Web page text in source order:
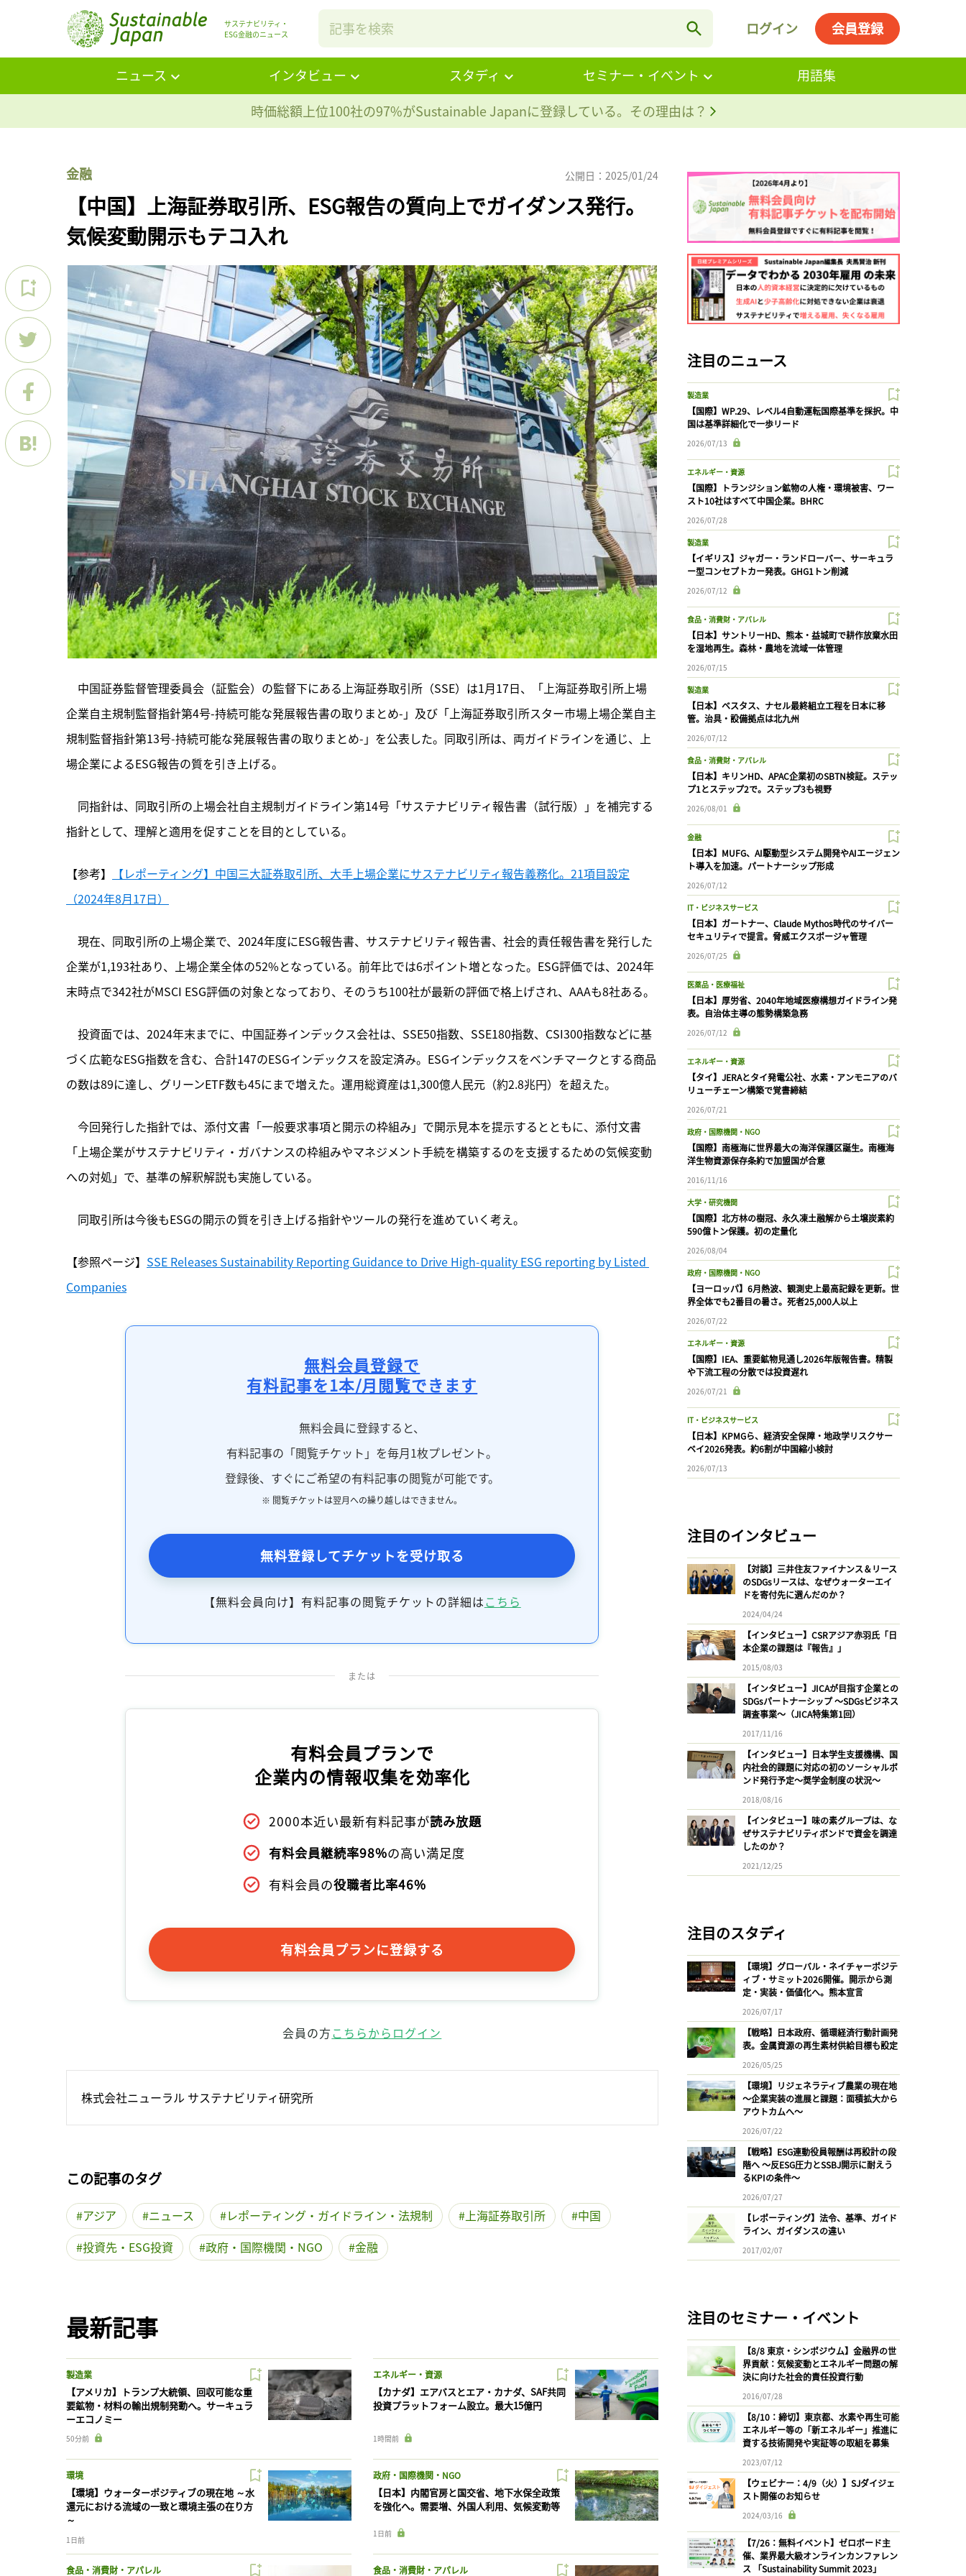
サステナビリティ・
ESG金融のニュース
ログイン 会員登録
ニュース インタビュー スタディ セミナー・イベント
用語集
時価総額上位100社の97%がSustainable Japanに登録している。その理由は？
金融 公開日：2025/01/24
【中国】上海証券取引所、ESG報告の質向上でガイダンス発行。
気候変動開示もテコ入れ
中国証券監督管理委員会（証監会）の監督下にある上海証券取引所（SSE）は1月17日、「上海証券取引所上場
企業自主規制監督指針第4号-持続可能な発展報告書の取りまとめ-」及び「上海証券取引所スター市場上場企業自主
規制監督指針第13号-持続可能な発展報告書の取りまとめ-」を公表した。同取引所は、両ガイドラインを通じ、上
場企業によるESG報告の質を引き上げる。
同指針は、 同取引所の上場会社自主規制ガイドライン第14号「サステナビリティ報告書（試行版）」を補完する
指針として、理解と適用を促すことを目的としている。
【参考】
【レポーティング】中国三大証券取引所、大手上場企業にサステナビリティ報告義務化。21項目設定
（2024年8月17日）
現在、同取引所の上場企業で、2024年度にESG報告書、サステナビリティ報告書、社会的責任報告書を発行した
企業が1,193社あり、上場企業全体の52%となっている。前年比では6ポイント増となった。ESG評価では、2024年
末時点で342社がMSCI ESG評価の対象となっており、そのうち100社が最新の評価で格上げされ、AAAも8社ある。
投資面では、2024年末までに、中国証券インデックス会社は、SSE50指数、SSE180指数、CSI300指数などに基
づく広範なESG指数を含む、合計147のESGインデックスを設定済み。ESGインデックスをベンチマークとする商品
の数は89に達し、グリーンETF数も45にまで増えた。運用総資産は1,300億人民元（約2.8兆円）を超えた。
今回発行した指針では、添付文書「一般要求事項と開示の枠組み」で開示見本を提示するとともに、添付文書
「上場企業がサステナビリティ・ガバナンスの枠組みやマネジメント手続を構築するのを支援するための気候変動
への対処」で、基準の解釈解説も実施している。
同取引所は今後もESGの開示の質を引き上げる指針やツールの発行を進めていく考え。
【参照ページ】 SSE Releases Sustainability Reporting Guidance to Drive High-quality ESG reporting by Listed
Companies
無料会員登録で
有料記事を1本/月閲覧できます
無料会員に登録すると、
有料記事の「閲覧チケット」を毎月1枚プレゼント。
登録後、すぐにご希望の有料記事の閲覧が可能です。
※ 閲覧チケットは翌月への繰り越しはできません。
無料登録してチケットを受け取る
【無料会員向け】有料記事の閲覧チケットの詳細はこちら
または
有料会員プランで
企業内の情報収集を効率化
2000本近い最新有料記事が読み放題
有料会員継続率98%の高い満足度
有料会員の役職者比率46%
有料会員プランに登録する
会員の方こちらからログイン
株式会社ニューラル サステナビリティ研究所
この記事のタグ
アジア ニュース レポーティング・ガイドライン・法規制 上海証券取引所
中国
投資先・ESG投資
政府・国際機関・NGO 金融
最新記事
製造業
【アメリカ】トランプ大統領、回収可能な重
要鉱物・材料の輸出規制発動へ。サーキュラ
ーエコノミー
50分前
エネルギー・資源
【カナダ】エアバスとエア・カナダ、SAF共同
投資プラットフォーム設立。最大15億円
1時間前
環境
【環境】ウォーターポジティブの現在地 ～水
還元における流域の一致と環境主張の在り方
～
1日前
政府・国際機関・NGO
【日本】内閣官房と国交省、地下水保全政策
を強化へ。需要増、外国人利用、気候変動等
1日前
食品・消費財・アパレル 食品・消費財・アパレル
注目のニュース
製造業
【国際】WP.29、レベル4自動運転国際基準を採択。中
国は基準詳細化で一歩リード
2026/07/13
エネルギー・資源
【国際】トランジション鉱物の人権・環境被害、ワー
スト10社はすべて中国企業。BHRC
2026/07/28
製造業
【イギリス】ジャガー・ランドローバー、サーキュラ
ー型コンセプトカー発表。GHG1トン削減
2026/07/12
食品・消費財・アパレル
【日本】サントリーHD、熊本・益城町で耕作放棄水田
を湿地再生。森林・農地を流域一体管理
2026/07/15
製造業
【日本】ベスタス、ナセル最終組立工程を日本に移
管。治具・設備拠点は北九州
2026/07/12
食品・消費財・アパレル
【日本】キリンHD、APAC企業初のSBTN検証。ステッ
プ1とステップ2で。ステップ3も視野
2026/08/01
金融
【日本】MUFG、AI駆動型システム開発やAIエージェン
ト導入を加速。パートナーシップ形成
2026/07/12
IT・ビジネスサービス
【日本】ガートナー、Claude Mythos時代のサイバー
セキュリティで提言。脅威エクスポージャ管理
2026/07/25
医薬品・医療福祉
【日本】厚労省、2040年地域医療構想ガイドライン発
表。自治体主導の態勢構築急務
2026/07/12
エネルギー・資源
【タイ】JERAとタイ発電公社、水素・アンモニアのバ
リューチェーン構築で覚書締結
2026/07/21
政府・国際機関・NGO
【国際】南極海に世界最大の海洋保護区誕生。南極海
洋生物資源保存条約で加盟国が合意
2016/11/16
大学・研究機関
【国際】北方林の樹冠、永久凍土融解から土壌炭素約
590億トン保護。初の定量化
2026/08/04
政府・国際機関・NGO
【ヨーロッパ】6月熱波、観測史上最高記録を更新。世
界全体でも2番目の暑さ。死者25,000人以上
2026/07/22
エネルギー・資源
【国際】IEA、重要鉱物見通し2026年版報告書。精製
や下流工程の分散では投資遅れ
2026/07/21
IT・ビジネスサービス
【日本】KPMGら、経済安全保障・地政学リスクサー
ベイ2026発表。約6割が中国縮小検討
2026/07/13
注目のインタビュー
【対談】三井住友ファイナンス＆リース
のSDGsリースは、なぜウォーターエイ
ドを寄付先に選んだのか？
2024/04/24
【インタビュー】CSRアジア赤羽氏「日
本企業の課題は『報告』」
2015/08/03
【インタビュー】JICAが目指す企業との
SDGsパートナーシップ 〜SDGsビジネス
調査事業〜（JICA特集第1回）
2017/11/16
【インタビュー】日本学生支援機構、国
内社会的課題に対応の初のソーシャルボ
ンド発行予定〜奨学金制度の状況〜
2018/08/16
【インタビュー】味の素グループは、な
ぜサステナビリティボンドで資金を調達
したのか？
2021/12/25
注目のスタディ
【環境】グローバル・ネイチャーポジテ
ィブ・サミット2026開催。開示から測
定・実装・価値化へ。熊本宣言
2026/07/17
【戦略】日本政府、循環経済行動計画発
表。金属資源の再生素材供給目標も設定
2026/05/25
【環境】リジェネラティブ農業の現在地
〜企業実装の進展と課題：面積拡大から
アウトカムへ〜
2026/07/22
【戦略】ESG連動役員報酬は再設計の段
階へ 〜反ESG圧力とSSBJ開示に耐えう
るKPIの条件〜
2026/07/27
【レポーティング】法令、基準、ガイド
ライン、ガイダンスの違い
2017/02/07
注目のセミナー・イベント
【8/8 東京・シンポジウム】金融界の世
界貢献：気候変動とエネルギー問題の解
決に向けた社会的責任投資行動
2016/07/28
【8/10：締切】東京都、水素や再生可能
エネルギー等の「新エネルギー」推進に
資する技術開発や実証等の取組を募集
2023/07/12
【ウェビナー：4/9（火）】SJダイジェ
スト開催のお知らせ
2024/03/16
【7/26：無料イベント】ゼロボード主
催、業界最大級オンラインカンファレン
ス 「Sustainability Summit 2023」
ログインが必要です